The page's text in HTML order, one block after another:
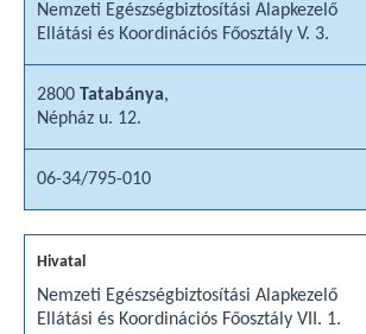
Nemzeti Egészségbiztosítási Alapkezelő
Ellátási és Koordinációs Főosztály V. 3.
2800 Tatabánya,
Népház u. 12.
06-34/795-010
Nemzeti Egészségbiztosítási Alapkezelő
Ellátási és Koordinációs Főosztály VII. 1.